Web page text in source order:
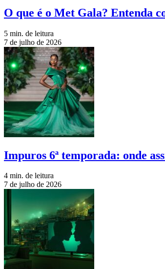
O que é o Met Gala? Entenda
5 min. de leitura
7 de julho de 2026
Impuros 6ª temporada: onde
4 min. de leitura
7 de julho de 2026